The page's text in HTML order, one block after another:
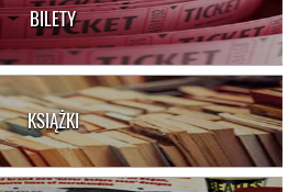
BILETY
KSIĄŻKI